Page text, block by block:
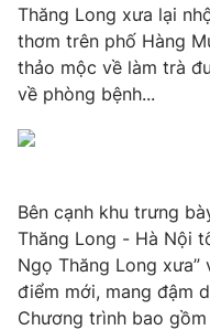
Thăng Long xưa lại
thơm trên phố Hàng
thảo mộc về làm trà
về phòng bệnh...
Bên cạnh khu trưng
Thăng Long - Hà Nội
Ngọ Thăng Long
điểm mới, mang đậm
Chương trình bao